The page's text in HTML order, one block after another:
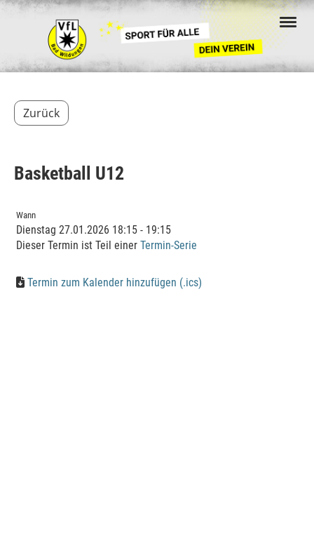
Zurück
Basketball U12
Wann
Dienstag 27.01.2026 18:15 - 19:15
Dieser Termin ist Teil einer Termin-Serie
Termin zum Kalender hinzufügen (.ics)